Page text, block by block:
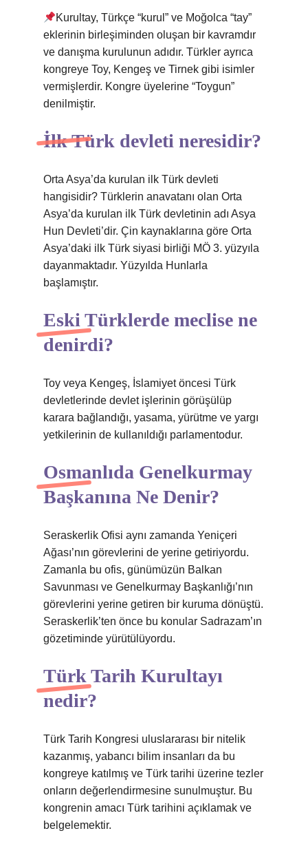
Kurultay, Türkçe “kurul” ve Moğolca “tay”
eklerinin birleşiminden oluşan bir kavramdır
ve danışma kurulunun adıdır. Türkler ayrıca
kongreye Toy, Kengeş ve Tirnek gibi isimler
vermişlerdir. Kongre üyelerine “Toygun”
denilmiştir.
İlk Türk devleti neresidir?
Orta Asya’da kurulan ilk Türk devleti
hangisidir? Türklerin anavatanı olan Orta
Asya’da kurulan ilk Türk devletinin adı Asya
Hun Devleti’dir. Çin kaynaklarına göre Orta
Asya’daki ilk Türk siyasi birliği MÖ 3. yüzyıla
dayanmaktadır. Yüzyılda Hunlarla
başlamıştır.
Eski Türklerde meclise ne
denirdi?
Toy veya Kengeş, İslamiyet öncesi Türk
devletlerinde devlet işlerinin görüşülüp
karara bağlandığı, yasama, yürütme ve yargı
yetkilerinin de kullanıldığı parlamentodur.
Osmanlıda Genelkurmay
Başkanına Ne Denir?
Seraskerlik Ofisi aynı zamanda Yeniçeri
Ağası’nın görevlerini de yerine getiriyordu.
Zamanla bu ofis, günümüzün Balkan
Savunması ve Genelkurmay Başkanlığı’nın
görevlerini yerine getiren bir kuruma dönüştü.
Seraskerlik’ten önce bu konular Sadrazam’ın
gözetiminde yürütülüyordu.
Türk Tarih Kurultayı
nedir?
Türk Tarih Kongresi uluslararası bir nitelik
kazanmış, yabancı bilim insanları da bu
kongreye katılmış ve Türk tarihi üzerine tezler
onların değerlendirmesine sunulmuştur. Bu
kongrenin amacı Türk tarihini açıklamak ve
belgelemektir.